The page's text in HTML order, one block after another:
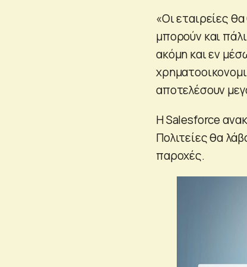
«Οι εταιρείες
μπορούν και
ακόμη και εν
αποτελέσουν
Η Salesforce
Πολιτείες θα
παροχές.